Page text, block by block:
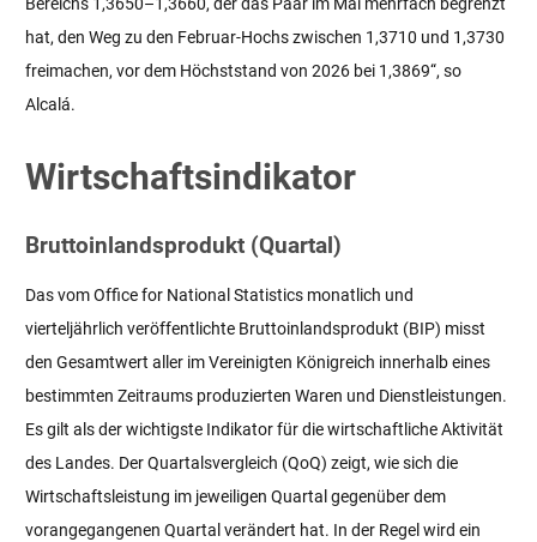
hat, den Weg zu den Februar-Hochs zwischen 1,3710 und 1,3730
freimachen, vor dem Höchststand von 2026 bei 1,3869“, so
Alcalá.
Wirtschaftsindikator
Bruttoinlandsprodukt (Quartal)
Das vom Office for National Statistics monatlich und
vierteljährlich veröffentlichte Bruttoinlandsprodukt (BIP) misst
den Gesamtwert aller im Vereinigten Königreich innerhalb eines
bestimmten Zeitraums produzierten Waren und Dienstleistungen.
Es gilt als der wichtigste Indikator für die wirtschaftliche Aktivität
des Landes. Der Quartalsvergleich (QoQ) zeigt, wie sich die
Wirtschaftsleistung im jeweiligen Quartal gegenüber dem
vorangegangenen Quartal verändert hat. In der Regel wird ein